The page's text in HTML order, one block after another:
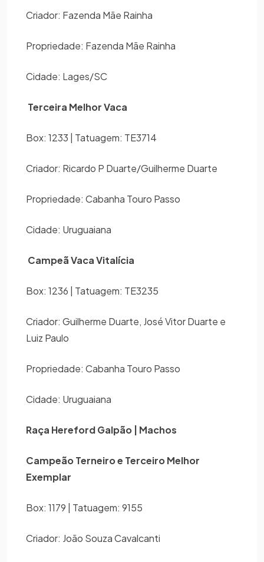
Criador: Fazenda Mãe Rainha
Propriedade: Fazenda Mãe Rainha
Cidade: Lages/SC
Terceira Melhor Vaca
Box: 1233 | Tatuagem: TE3714
Criador: Ricardo P Duarte/Guilherme Duarte
Propriedade: Cabanha Touro Passo
Cidade: Uruguaiana
Campeã Vaca Vitalícia
Box: 1236 | Tatuagem: TE3235
Criador: Guilherme Duarte, José Vitor Duarte e
Luiz Paulo
Propriedade: Cabanha Touro Passo
Cidade: Uruguaiana
Raça Hereford Galpão | Machos
Campeão Terneiro e Terceiro Melhor
Exemplar
Box: 1179 | Tatuagem: 9155
Criador: João Souza Cavalcanti